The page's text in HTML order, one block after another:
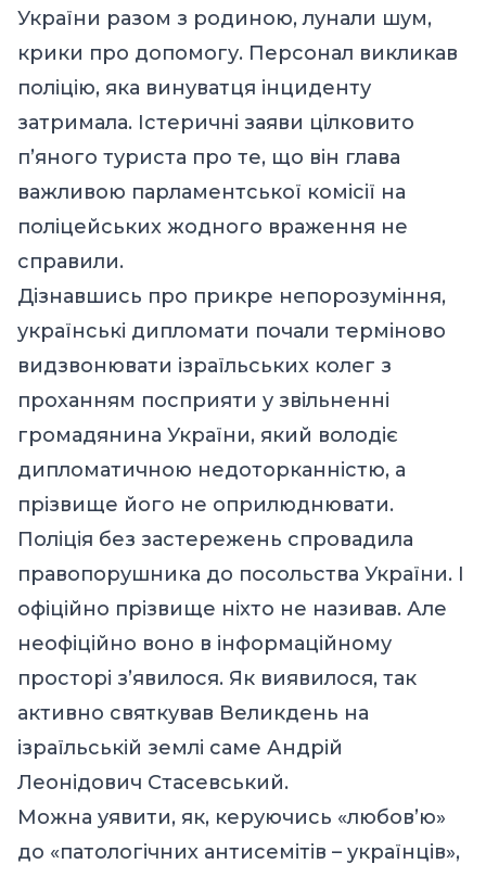
України разом з родиною, лунали шум,
крики про допомогу. Персонал викликав
поліцію, яка винуватця інциденту
затримала. Істеричні заяви цілковито
п’яного туриста про те, що він глава
важливою парламентської комісії на
поліцейських жодного враження не
справили.
Дізнавшись про прикре непорозуміння,
українські дипломати почали терміново
видзвонювати ізраїльських колег з
проханням посприяти у звільненні
громадянина України, який володіє
дипломатичною недоторканністю, а
прізвище його не оприлюднювати.
Поліція без застережень спровадила
правопорушника до посольства України. І
офіційно прізвище ніхто не називав. Але
неофіційно воно в інформаційному
просторі з’явилося. Як виявилося, так
активно святкував Великдень на
ізраїльській землі саме Андрій
Леонідович Стасевський.
Можна уявити, як, керуючись «любов’ю»
до «патологічних антисемітів – українців»,